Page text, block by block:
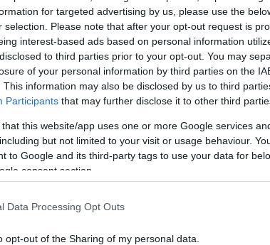
for targeted advertising by us, please use the
selection. Please note that after your opt-out request is
interest-based ads based on personal information
to third parties prior to your opt-out. You may
of your personal information by third parties on the
This information may also be disclosed by us to third
Participants that may further disclose it to other third
that this website/app uses one or more Google services
but not limited to your visit or usage behaviour.
to Google and its third-party tags to use your data for
consent section.
Data Processing Opt Outs
opt-out of the Sharing of my personal data.
νοσήσουν